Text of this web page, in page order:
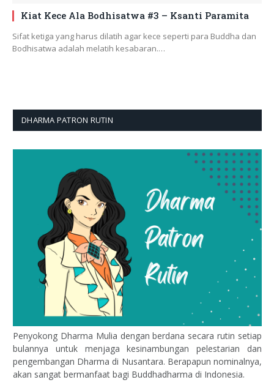
Kiat Kece Ala Bodhisatwa #3 – Ksanti Paramita
Sifat ketiga yang harus dilatih agar kece seperti para Buddha dan
Bodhisatwa adalah melatih kesabaran.…
DHARMA PATRON RUTIN
Penyokong Dharma Mulia dengan berdana secara rutin setiap
bulannya untuk menjaga kesinambungan pelestarian dan
pengembangan Dharma di Nusantara. Berapapun nominalnya,
akan sangat bermanfaat bagi Buddhadharma di Indonesia.